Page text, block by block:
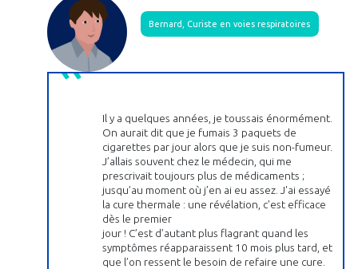
Bernard, Curiste en voies respiratoires
Il y a quelques années, je toussais énormément.
On aurait dit que je fumais 3 paquets de
cigarettes par jour alors que je suis non-fumeur.
J’allais souvent chez le médecin, qui me
prescrivait toujours plus de médicaments ;
jusqu’au moment où j’en ai eu assez. J'ai essayé
la cure thermale : une révélation, c'est efficace
dès le premier
jour ! C’est d’autant plus flagrant quand les
symptômes réapparaissent 10 mois plus tard, et
que l’on ressent le besoin de refaire une cure.